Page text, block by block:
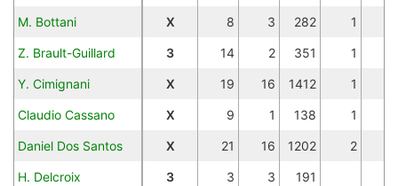
M. Bottani Х 8 3 282 1
Z. Brault-Guillard З 14 2 351 1
Y. Cimignani Х 19 16 1412 1
Claudio Cassano Х 9 1 138 1
Daniel Dos Santos Х 21 16 1202 2
H. Delcroix З 3 3 191